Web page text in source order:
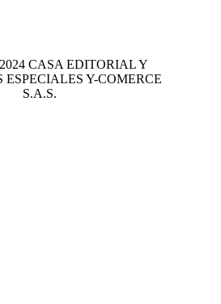
CASA EDITORIALY
ESPECIALES Y-COMERCE
S.A.S.